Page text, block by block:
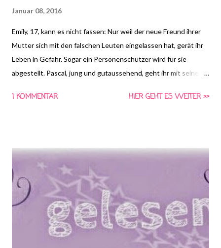
Januar 08, 2016
Emily, 17, kann es nicht fassen: Nur weil der neue Freund ihrer
Mutter sich mit den falschen Leuten eingelassen hat, gerät ihr
Leben in Gefahr. Sogar ein Personenschützer wird für sie
abgestellt. Pascal, jung und gutaussehend, geht ihr mit seinem
muss Emily sogar ins Zeugenschutzprogramm. Von der
wichtigster Kontaktmann. Dumm nur, dass Emily und er sich
ständig zoffen. Doch wie sagt schon ein altes Sprichwort: Was
sich neckt ... (Quelle: amazon.de)
1 KOMMENTAR HIER GEHT ES WEITER >>